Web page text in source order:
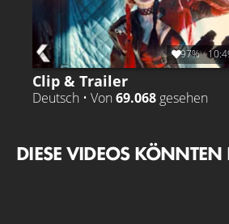
97%
Clip & Trailer
Deutsch • Von 69.068 gesehen
DIESE VIDEOS KÖNNTEN